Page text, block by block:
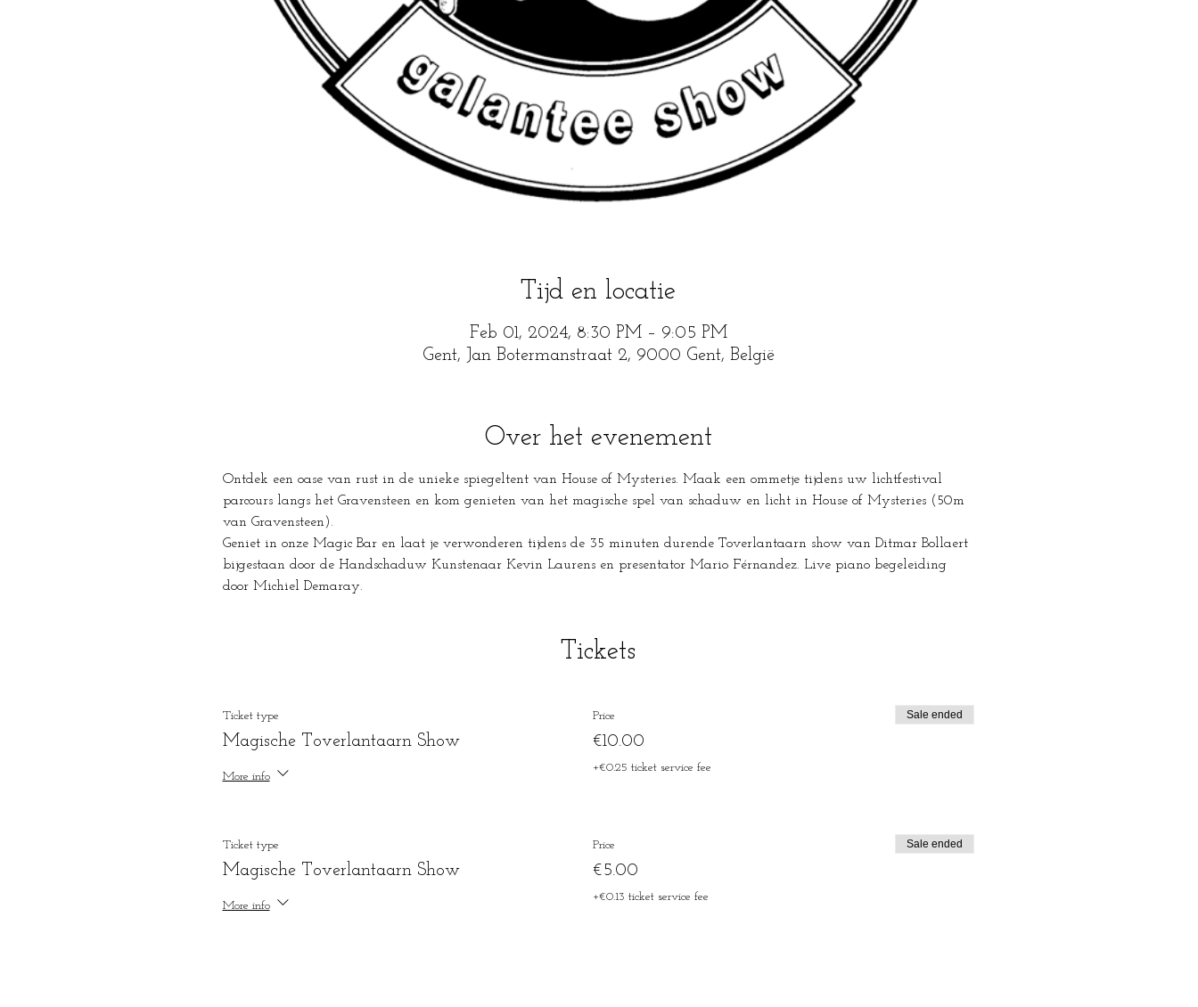
Tijd en locatie
Feb 01, 2024, 8:30 PM – 9:05 PM
Gent, Jan Botermanstraat 2, 9000 Gent, België
Over het evenement
Ontdek een oase van rust in de unieke spiegeltent van House of Mysteries. Maak een ommetje tijdens uw lichtfestival
parcours langs het Gravensteen en kom genieten van het magische spel van schaduw en licht in House of Mysteries (50m
van Gravensteen).
Geniet in onze Magic Bar en laat je verwonderen tijdens de 35 minuten durende Toverlantaarn show van Ditmar Bollaert
bijgestaan door de Handschaduw Kunstenaar Kevin Laurens en presentator Mario Férnandez. Live piano begeleiding
door Michiel Demaray.
Tickets
Ticket type
Magische Toverlantaarn Show
More info
Price
€10.00
+€0.25 ticket service fee
Sale ended
Ticket type
Magische Toverlantaarn Show
More info
Price
€5.00
+€0.13 ticket service fee
Sale ended